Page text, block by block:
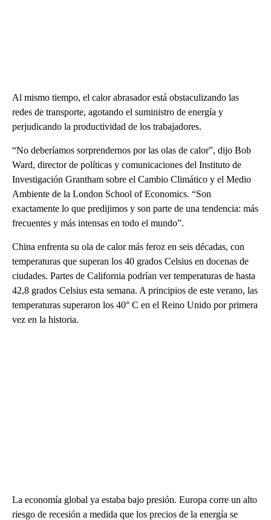
Al mismo tiempo, el calor abrasador está obstaculizando las
redes de transporte, agotando el suministro de energía y
perjudicando la productividad de los trabajadores.
“No deberíamos sorprendernos por las olas de calor”, dijo Bob
Ward, director de políticas y comunicaciones del Instituto de
Investigación Grantham sobre el Cambio Climático y el Medio
Ambiente de la London School of Economics. “Son
exactamente lo que predijimos y son parte de una tendencia: más
frecuentes y más intensas en todo el mundo”.
China enfrenta su ola de calor más feroz en seis décadas, con
temperaturas que superan los 40 grados Celsius en docenas de
ciudades. Partes de California podrían ver temperaturas de hasta
42,8 grados Celsius esta semana. A principios de este verano, las
temperaturas superaron los 40° C en el Reino Unido por primera
vez en la historia.
La economía global ya estaba bajo presión. Europa corre un alto
riesgo de recesión a medida que los precios de la energía se